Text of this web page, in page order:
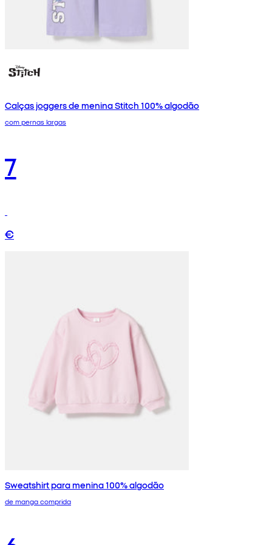
Calças joggers de menina Stitch 100% algodão
com pernas largas
7
€
Sweatshirt para menina 100% algodão
de manga comprida